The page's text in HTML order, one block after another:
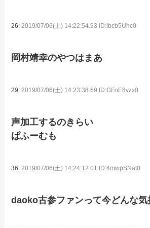
26:2019/07/06(土) 14:22:54.93 ID:ibcb5Uhc0
岡村靖幸のやつはまあ
29:2019/07/06(土) 14:23:38.69 ID:GFoE8vzx0
声加工するのきらい
ぱふーむも
36:2019/07/06(土) 14:24:12.01 ID:4mwpSNat0
daoko古参ファンって今どんな気